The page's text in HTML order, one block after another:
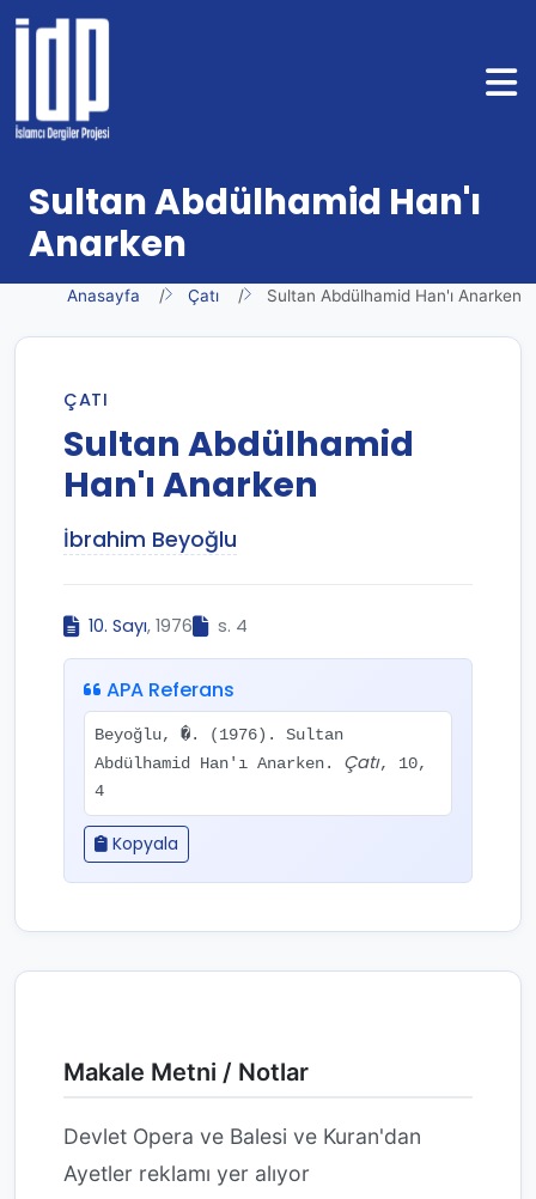
Sultan Abdülhamid Han'ı
Anarken
Anasayfa Çatı Sultan Abdülhamid Han'ı Anarken
ÇATI
Sultan Abdülhamid
Han'ı Anarken
İbrahim Beyoğlu
10. Sayı, 1976 s. 4
APA Referans
Beyoğlu, �. (1976). Sultan
Abdülhamid Han'ı Anarken. Çatı, 10,
4
Kopyala
Makale Metni / Notlar
Devlet Opera ve Balesi ve Kuran'dan
Ayetler reklamı yer alıyor